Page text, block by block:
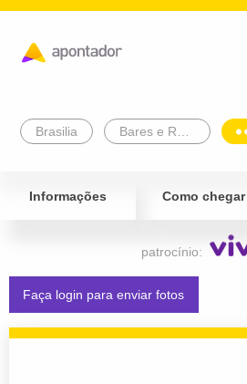
Brasilia
Informações Como chegar
patrocínio:
Faça login para enviar fotos